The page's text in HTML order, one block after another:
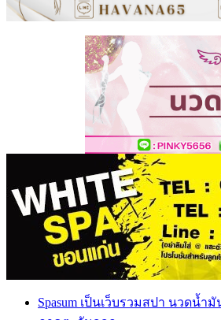
Spasum เป็นเว็บรวมสปา นวดน้